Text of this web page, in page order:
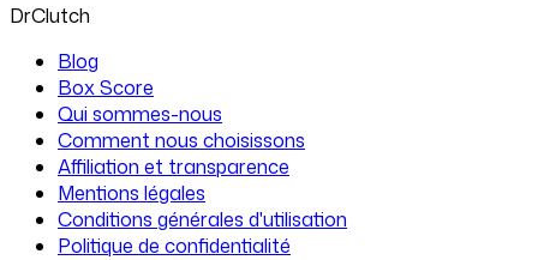
DrClutch
Blog
Box Score
Qui sommes-nous
Comment nous choisissons
Affiliation et transparence
Mentions légales
Conditions générales d'utilisation
Politique de confidentialité